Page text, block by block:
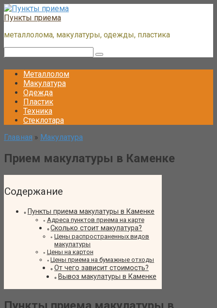
Перейти
к
Пункты приема
металлолома, макулатуры, одежды, пластика
Металлолом
Макулатура
Одежда
Пластик
Техника
Стеклотара
Главная » Макулатура
Прием макулатуры в Каменке
Содержание
Пункты приема макулатуры в Каменке
Адреса пунктов приема на карте
Сколько стоит макулатура?
Цены распространенных видов
макулатуры
Цены на картон
Цены приема на бумажные отходы
От чего зависит стоимость?
Вывоз макулатуры в Каменке